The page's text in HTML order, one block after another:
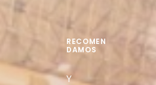
RECOMEN
DAMOS
Y